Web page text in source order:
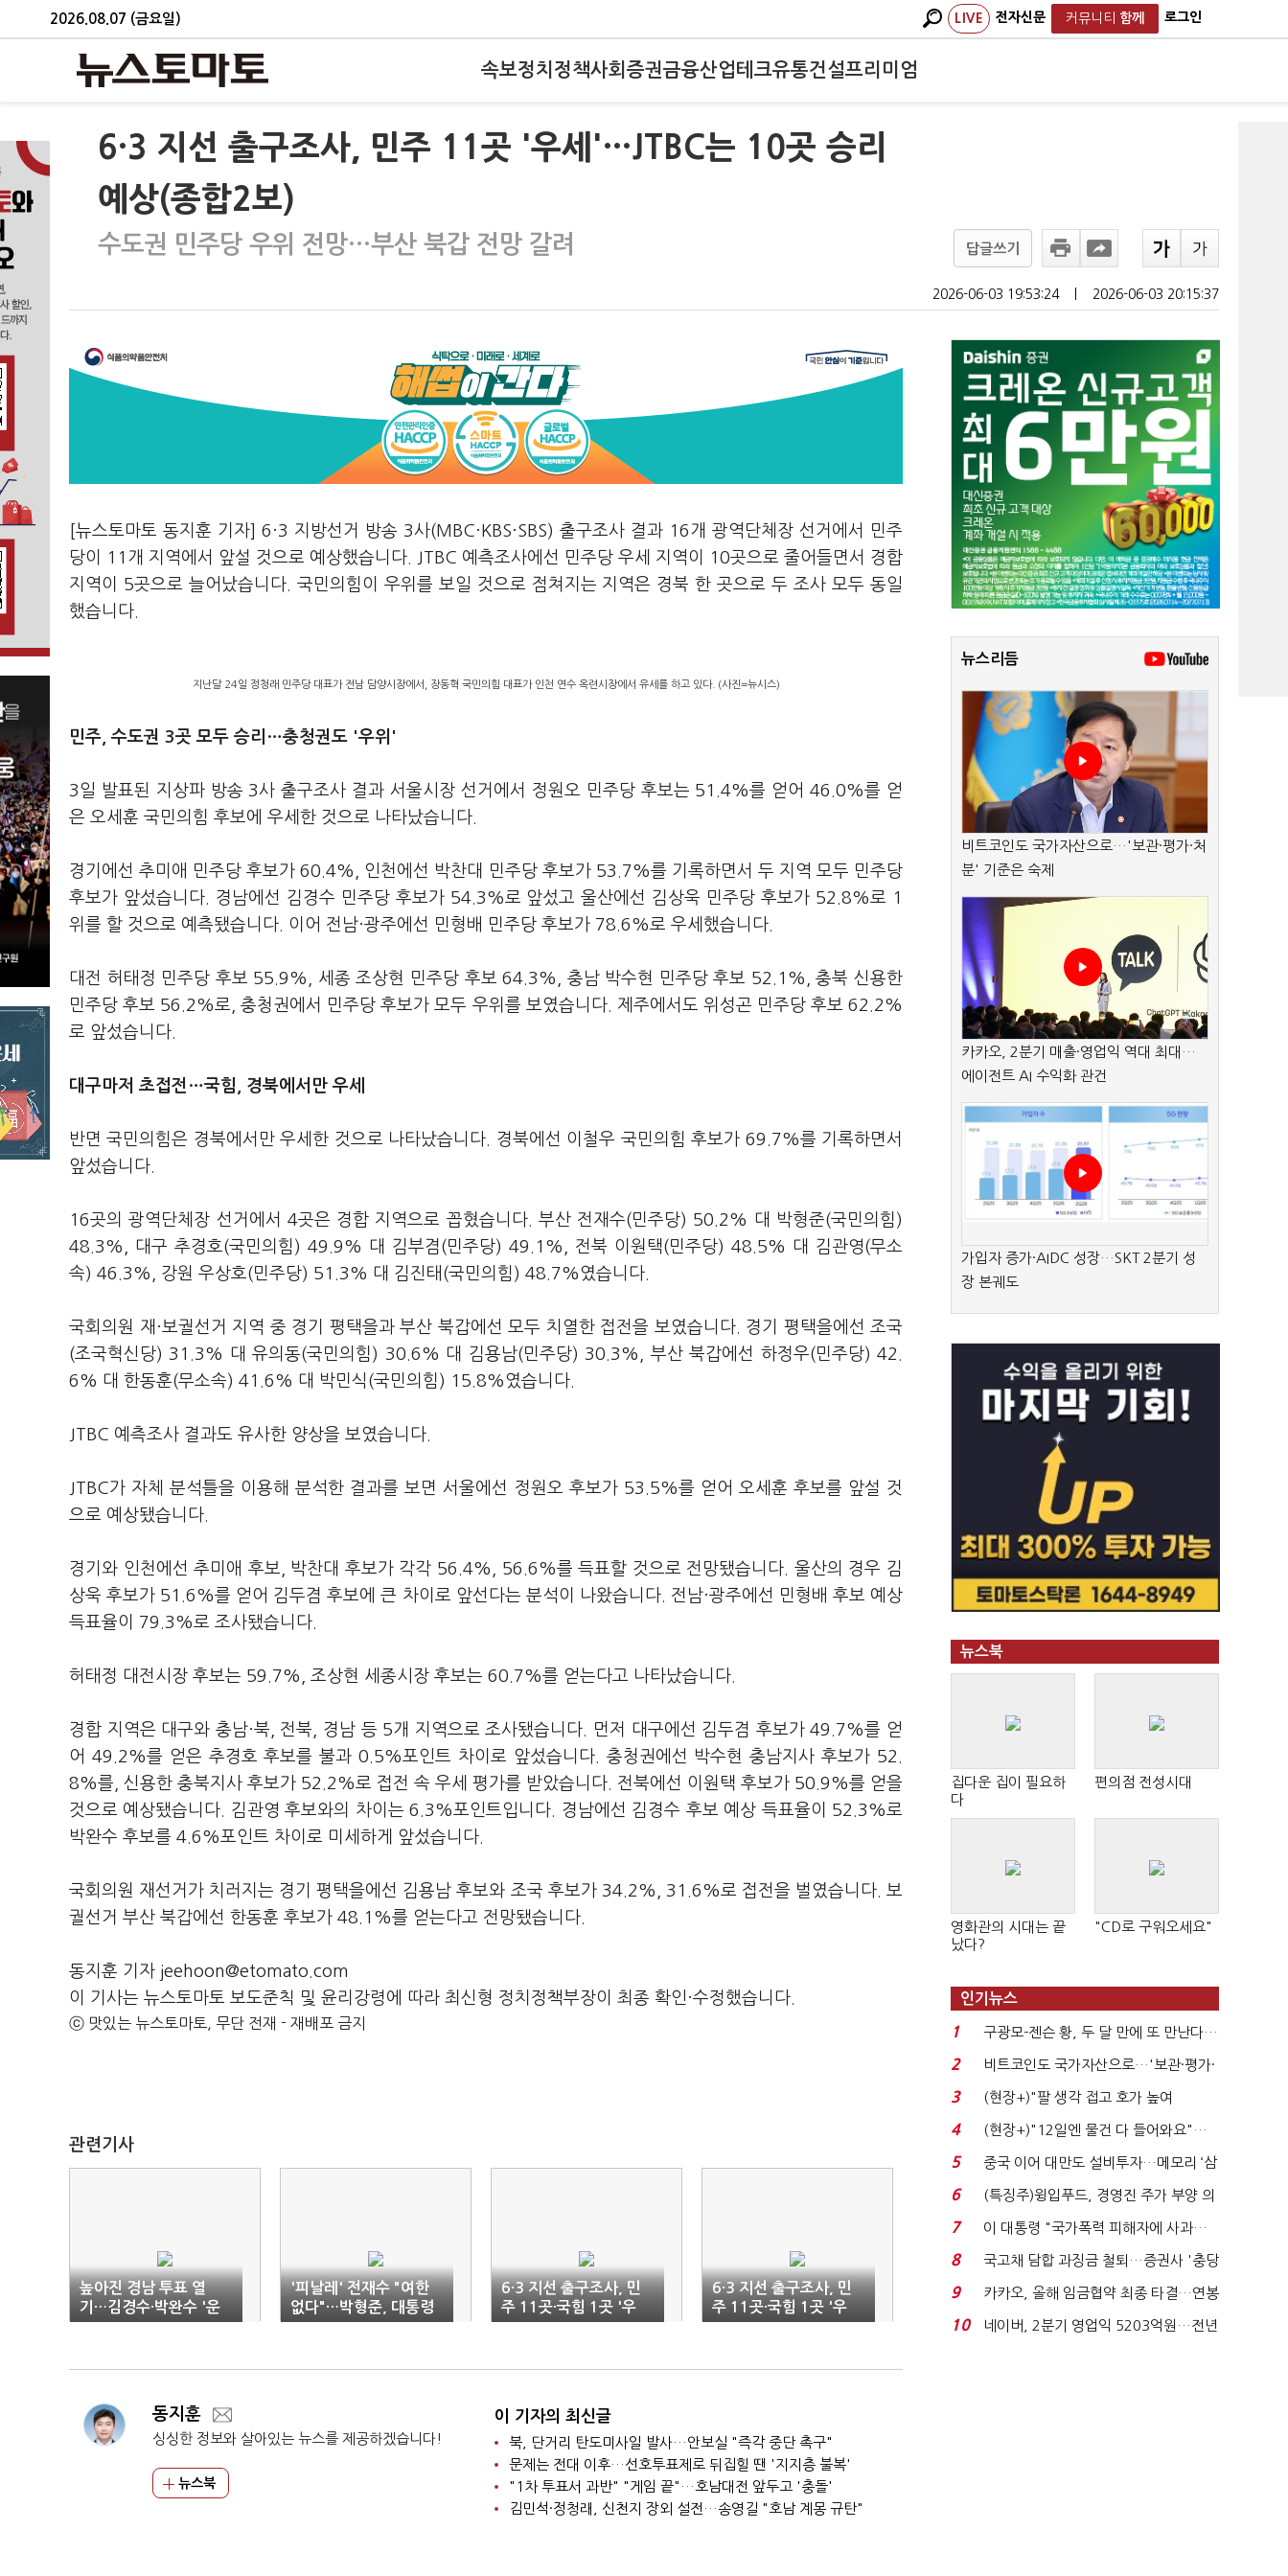
2026.08.07 (금요일) LIVE 전자신문 커뮤니티 함께 로그인
속보정치 정책사회 증권금융산업테크유통건설프리미엄
6·3 지선 출구조사, 민주 11곳 '우세'…JTBC는 10곳 승리
예상(종합2보)
수도권 민주당 우위 전망…부산 북갑 전망 갈려 답글쓰기
2026-06-03 19:53:24 2026-06-03 20:15:37
[뉴스토마토 동지훈 기자] 6·3 지방선거 방송 3사(MBC·KBS·SBS) 출구조사 결과 16개 광역단체장 선거에서 민주
당이 11개 지역에서 앞설 것으로 예상했습니다. JTBC 예측조사에선 민주당 우세 지역이 10곳으로 줄어들면서 경합
지역이 5곳으로 늘어났습니다. 국민의힘이 우위를 보일 것으로 점쳐지는 지역은 경북 한 곳으로 두 조사 모두 동일
했습니다.
지난달 24일 정청래 민주당 대표가 전남 담양시장에서, 장동혁 국민의힘 대표가 인천 연수 옥련시장에서 유세를 하고 있다. (사진=뉴시스)
민주, 수도권 3곳 모두 승리…충청권도 '우위'
3일 발표된 지상파 방송 3사 출구조사 결과 서울시장 선거에서 정원오 민주당 후보는 51.4%를 얻어 46.0%를 얻
은 오세훈 국민의힘 후보에 우세한 것으로 나타났습니다.
경기에선 추미애 민주당 후보가 60.4%, 인천에선 박찬대 민주당 후보가 53.7%를 기록하면서 두 지역 모두 민주당
후보가 앞섰습니다. 경남에선 김경수 민주당 후보가 54.3%로 앞섰고 울산에선 김상욱 민주당 후보가 52.8%로 1
위를 할 것으로 예측됐습니다. 이어 전남·광주에선 민형배 민주당 후보가 78.6%로 우세했습니다.
대전 허태정 민주당 후보 55.9%, 세종 조상현 민주당 후보 64.3%, 충남 박수현 민주당 후보 52.1%, 충북 신용한
민주당 후보 56.2%로, 충청권에서 민주당 후보가 모두 우위를 보였습니다. 제주에서도 위성곤 민주당 후보 62.2%
로 앞섰습니다.
대구마저 초접전…국힘, 경북에서만 우세
반면 국민의힘은 경북에서만 우세한 것으로 나타났습니다. 경북에선 이철우 국민의힘 후보가 69.7%를 기록하면서
앞섰습니다.
16곳의 광역단체장 선거에서 4곳은 경합 지역으로 꼽혔습니다. 부산 전재수(민주당) 50.2% 대 박형준(국민의힘)
48.3%, 대구 추경호(국민의힘) 49.9% 대 김부겸(민주당) 49.1%, 전북 이원택(민주당) 48.5% 대 김관영(무소
속) 46.3%, 강원 우상호(민주당) 51.3% 대 김진태(국민의힘) 48.7%였습니다.
국회의원 재·보궐선거 지역 중 경기 평택을과 부산 북갑에선 모두 치열한 접전을 보였습니다. 경기 평택을에선 조국
(조국혁신당) 31.3% 대 유의동(국민의힘) 30.6% 대 김용남(민주당) 30.3%, 부산 북갑에선 하정우(민주당) 42.
6% 대 한동훈(무소속) 41.6% 대 박민식(국민의힘) 15.8%였습니다.
JTBC 예측조사 결과도 유사한 양상을 보였습니다.
JTBC가 자체 분석틀을 이용해 분석한 결과를 보면 서울에선 정원오 후보가 53.5%를 얻어 오세훈 후보를 앞설 것
으로 예상됐습니다.
경기와 인천에선 추미애 후보, 박찬대 후보가 각각 56.4%, 56.6%를 득표할 것으로 전망됐습니다. 울산의 경우 김
상욱 후보가 51.6%를 얻어 김두겸 후보에 큰 차이로 앞선다는 분석이 나왔습니다. 전남·광주에선 민형배 후보 예상
득표율이 79.3%로 조사됐습니다.
허태정 대전시장 후보는 59.7%, 조상현 세종시장 후보는 60.7%를 얻는다고 나타났습니다.
경합 지역은 대구와 충남·북, 전북, 경남 등 5개 지역으로 조사됐습니다. 먼저 대구에선 김두겸 후보가 49.7%를 얻
어 49.2%를 얻은 추경호 후보를 불과 0.5%포인트 차이로 앞섰습니다. 충청권에선 박수현 충남지사 후보가 52.
8%를, 신용한 충북지사 후보가 52.2%로 접전 속 우세 평가를 받았습니다. 전북에선 이원택 후보가 50.9%를 얻을
것으로 예상됐습니다. 김관영 후보와의 차이는 6.3%포인트입니다. 경남에선 김경수 후보 예상 득표율이 52.3%로
박완수 후보를 4.6%포인트 차이로 미세하게 앞섰습니다.
국회의원 재선거가 치러지는 경기 평택을에선 김용남 후보와 조국 후보가 34.2%, 31.6%로 접전을 벌였습니다. 보
궐선거 부산 북갑에선 한동훈 후보가 48.1%를 얻는다고 전망됐습니다.
동지훈 기자 jeehoon@etomato.com
이 기사는 뉴스토마토 보도준칙 및 윤리강령에 따라 최신형 정치정책부장이 최종 확인·수정했습니다.
ⓒ 맛있는 뉴스토마토, 무단 전재 - 재배포 금지
관련기사
높아진 경남 투표 열
기…김경수·박완수 '운
명의 밤'
'피날레' 전재수 "여한
없다"…박형준, 대통령
때리기
6·3 지선 출구조사, 민
주 11곳·국힘 1곳 '우
세'…4곳 '경합'(1보)
6·3 지선 출구조사, 민
주 11곳·국힘 1곳 '우
세'…4곳 '경합'(종합)
동지훈
싱싱한 정보와 살아있는 뉴스를 제공하겠습니다!
뉴스북
이 기자의 최신글
북, 단거리 탄도미사일 발사…안보실 "즉각 중단 촉구"
문제는 전대 이후…선호투표제로 뒤집힐 땐 '지지층 불복'
"1차 투표서 과반" "게임 끝"…호남대전 앞두고 '충돌'
김민석·정청래, 신천지 장외 설전…송영길 "호남 계몽 규탄"
뉴스리듬
비트코인도 국가자산으로…'보관·평가·처
분' 기준은 숙제
카카오, 2분기 매출·영업익 역대 최대…
에이전트 AI 수익화 관건
가입자 증가·AIDC 성장…SKT 2분기 성
장 본궤도
뉴스북
집다운 집이 필요하
다
편의점 전성시대
영화관의 시대는 끝
났다?
"CD로 구워오세요"
인기뉴스
1
구광모-젠슨 황, 두 달 만에 또 만난다…
로봇·AI 등 논...
2
비트코인도 국가자산으로…'보관·평가·
처분' 기준은 ...
3
(현장+)"팔 생각 접고 호가 높여
요"…'덜 똘똘한 한 채' 20...
4
(현장+)"12일엔 물건 다 들어와요"…
빈 매대 채우며 문 연 ...
5
중국 이어 대만도 설비투자…메모리 ‘삼
국전쟁’
6
(특징주)윙입푸드, 경영진 주가 부양 의
지에 상한가...
7
이 대통령 "국가폭력 피해자에 사과…
적극적 조사로 진...
8
국고채 담합 과징금 철퇴…증권사 '충당
금 폭탄' 우려...
9
카카오, 올해 임금협약 최종 타결…연봉
6.3% 인상·격려...
10
네이버, 2분기 영업익 5203억원…전년